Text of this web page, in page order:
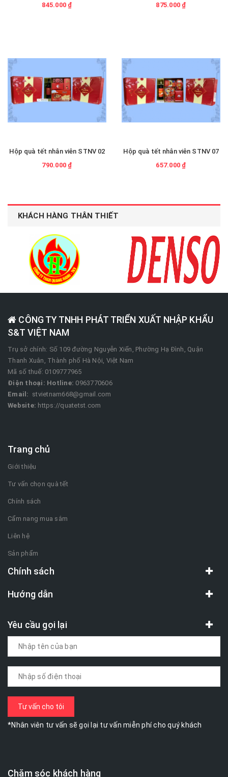
845.000 ₫
Hộp quà tết nhân viên STNV 02
790.000 ₫
875.000 ₫
Hộp quà tết nhân viên STNV 07
657.000 ₫
KHÁCH HÀNG THÂN THIẾT
CÔNG TY TNHH PHÁT TRIỂN XUẤT NHẬP KHẨU
S&T VIỆT NAM
Trụ sở chính: Số 109 đường Nguyễn Xiển, Phường Hạ Đình, Quận
Thanh Xuân, Thành phố Hà Nội, Việt Nam
Mã số thuế: 0109777965
Điện thoại: Hotline: 0963770606
Email: stvietnam668@gmail.com
Website: https://quatetst.com
Trang chủ
Giới thiệu
Tư vấn chọn quà tết
Chính sách
Cẩm nang mua sắm
Liên hệ
Sản phẩm
Chính sách
Hướng dẫn
Yêu cầu gọi lại
*Nhân viên tư vấn sẽ gọi lại tư vấn miễn phí cho quý khách
Chăm sóc khách hàng